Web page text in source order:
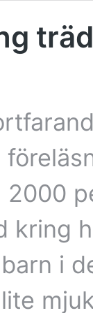
2000
kring
i